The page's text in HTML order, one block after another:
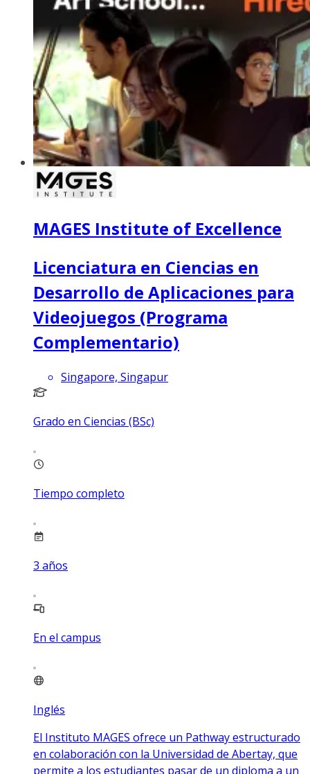
MAGES Institute of Excellence
Licenciatura en Ciencias en
Desarrollo de Aplicaciones para
Videojuegos (Programa
Complementario)
Singapore, Singapur
Grado en Ciencias (BSc)
Tiempo completo
3 años
En el campus
Inglés
El Instituto MAGES ofrece un Pathway estructurado
en colaboración con la Universidad de Abertay, que
permite a los estudiantes pasar de un diploma a un